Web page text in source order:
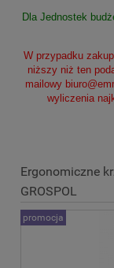
Dla Jednostek
W przypadku
niższy niż ten
mailowy
wyliczenia
Ergonomiczne
GROSPOL
promocja